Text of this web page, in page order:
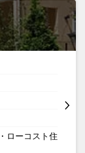
ローコスト住